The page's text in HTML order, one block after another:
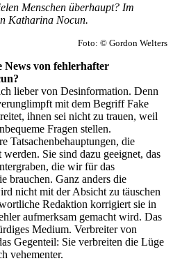
Menschen überhaupt? Im
Katharina Nocun.
Foto: © Gordon Welters
News von fehlerhafter
lieber von Desinformation. Denn
mit dem Begriff Fake
ihnen sei nicht zu trauen, weil
Fragen stellen.
Tatsachenbehauptungen, die
Sie sind dazu geeignet, das
die wir für das
brauchen. Ganz anders die
nicht mit der Absicht zu täuschen
Redaktion korrigiert sie in
aufmerksam gemacht wird. Das
Medium. Verbreiter von
Gegenteil: Sie verbreiten die Lüge
vehementer.